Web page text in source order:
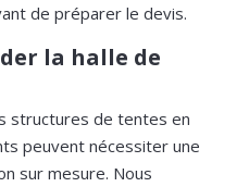
de préparer le devis.
la halle de
structures de tentes en
peuvent nécessiter une
sur mesure. Nous